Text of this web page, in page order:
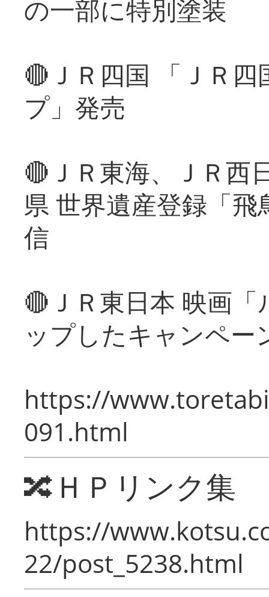
の一部に特別塗装
🔴ＪＲ四国 「ＪＲ
プ」発売
🔴ＪＲ東海、ＪＲ西
県 世界遺産登録「
信
🔴ＪＲ東日本 映画
ップしたキャンペー
https://
091.html
🔀ＨＰリンク集
https://
22/post_5238.html